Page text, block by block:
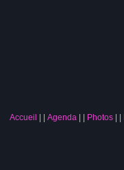
Accueil Agenda| Photos|